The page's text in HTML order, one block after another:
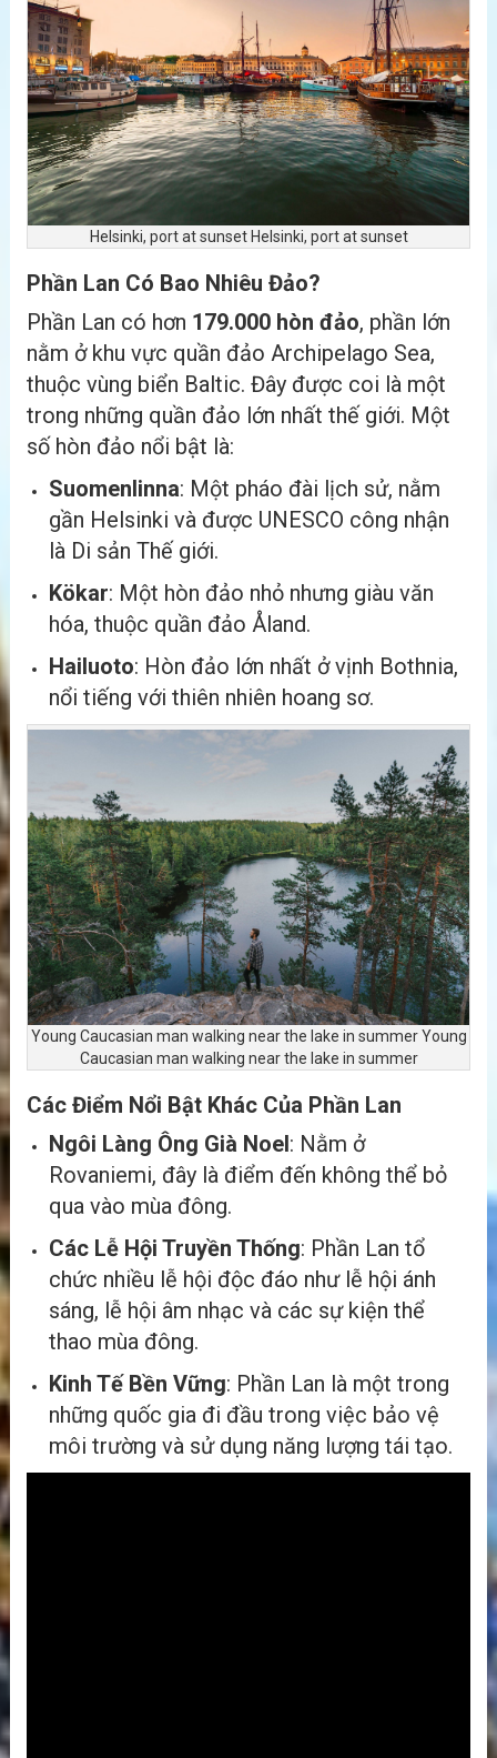
Helsinki, port at sunset Helsinki, port at sunset
Phần Lan Có Bao Nhiêu Đảo?
Phần Lan có hơn 179.000 hòn đảo, phần lớn
nằm ở khu vực quần đảo Archipelago Sea,
thuộc vùng biển Baltic. Đây được coi là một
trong những quần đảo lớn nhất thế giới. Một
số hòn đảo nổi bật là:
Suomenlinna: Một pháo đài lịch sử, nằm
gần Helsinki và được UNESCO công nhận
là Di sản Thế giới.
Kökar: Một hòn đảo nhỏ nhưng giàu văn
hóa, thuộc quần đảo Åland.
Hailuoto: Hòn đảo lớn nhất ở vịnh Bothnia,
nổi tiếng với thiên nhiên hoang sơ.
Young Caucasian man walking near the lake in summer Young
Caucasian man walking near the lake in summer
Các Điểm Nổi Bật Khác Của Phần Lan
Ngôi Làng Ông Già Noel: Nằm ở
Rovaniemi, đây là điểm đến không thể bỏ
qua vào mùa đông.
Các Lễ Hội Truyền Thống: Phần Lan tổ
chức nhiều lễ hội độc đáo như lễ hội ánh
sáng, lễ hội âm nhạc và các sự kiện thể
thao mùa đông.
Kinh Tế Bền Vững: Phần Lan là một trong
những quốc gia đi đầu trong việc bảo vệ
môi trường và sử dụng năng lượng tái tạo.